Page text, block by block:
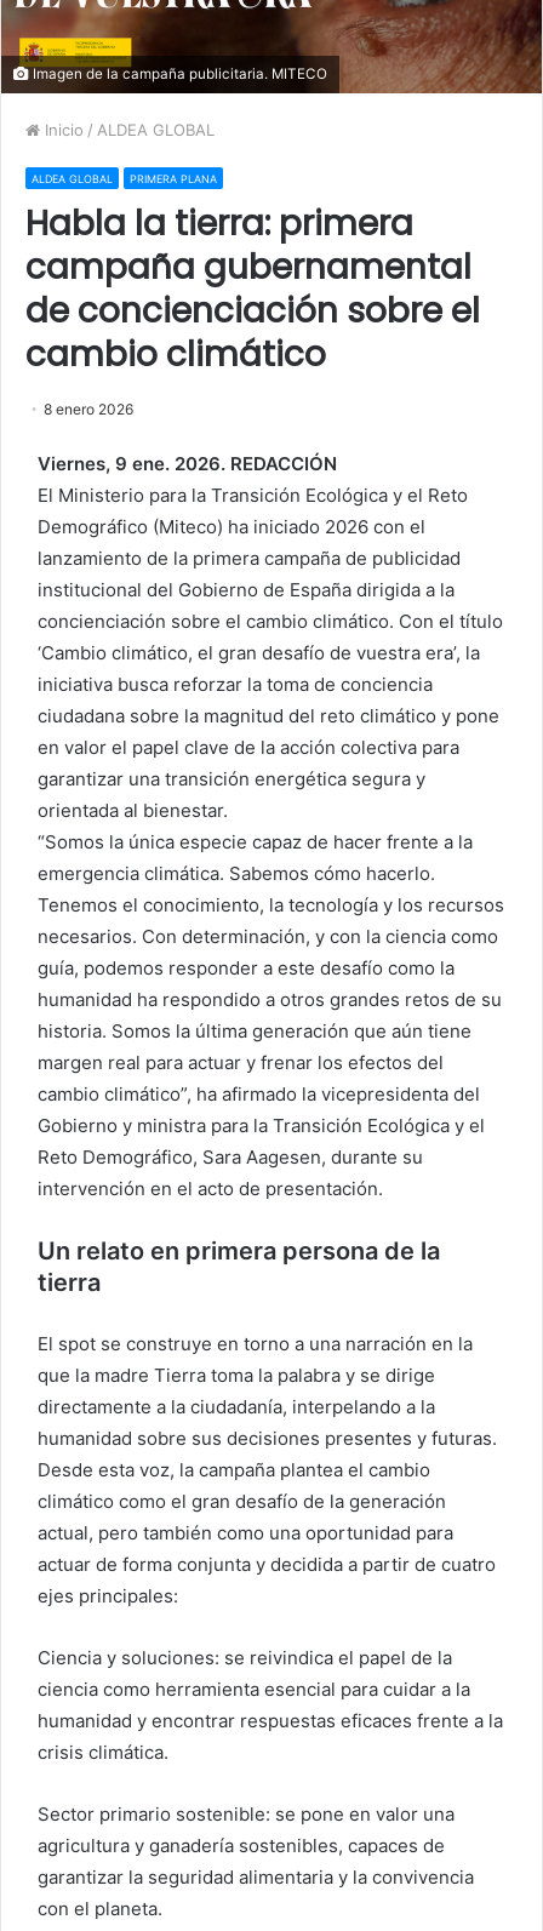
Imagen de la campaña publicitaria. MITECO
Inicio / ALDEA GLOBAL
ALDEA GLOBAL PRIMERA PLANA
Habla la tierra: primera
campaña gubernamental
de concienciación sobre el
cambio climático
8 enero 2026
Viernes, 9 ene. 2026. REDACCIÓN
El Ministerio para la Transición Ecológica y el Reto
Demográfico (Miteco) ha iniciado 2026 con el
lanzamiento de la primera campaña de publicidad
institucional del Gobierno de España dirigida a la
concienciación sobre el cambio climático. Con el título
‘Cambio climático, el gran desafío de vuestra era’, la
iniciativa busca reforzar la toma de conciencia
ciudadana sobre la magnitud del reto climático y pone
en valor el papel clave de la acción colectiva para
garantizar una transición energética segura y
orientada al bienestar.
“Somos la única especie capaz de hacer frente a la
emergencia climática. Sabemos cómo hacerlo.
Tenemos el conocimiento, la tecnología y los recursos
necesarios. Con determinación, y con la ciencia como
guía, podemos responder a este desafío como la
humanidad ha respondido a otros grandes retos de su
historia. Somos la última generación que aún tiene
margen real para actuar y frenar los efectos del
cambio climático”, ha afirmado la vicepresidenta del
Gobierno y ministra para la Transición Ecológica y el
Reto Demográfico, Sara Aagesen, durante su
intervención en el acto de presentación.
Un relato en primera persona de la
tierra
El spot se construye en torno a una narración en la
que la madre Tierra toma la palabra y se dirige
directamente a la ciudadanía, interpelando a la
humanidad sobre sus decisiones presentes y futuras.
Desde esta voz, la campaña plantea el cambio
climático como el gran desafío de la generación
actual, pero también como una oportunidad para
actuar de forma conjunta y decidida a partir de cuatro
ejes principales:
Ciencia y soluciones: se reivindica el papel de la
ciencia como herramienta esencial para cuidar a la
humanidad y encontrar respuestas eficaces frente a la
crisis climática.
Sector primario sostenible: se pone en valor una
agricultura y ganadería sostenibles, capaces de
garantizar la seguridad alimentaria y la convivencia
con el planeta.